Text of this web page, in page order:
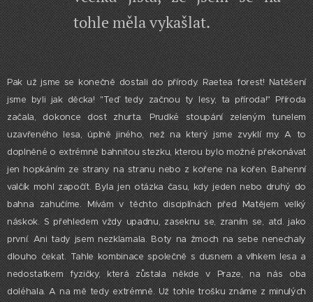
tohle měla vykašlat.
Pak už jsme se konečně dostali do přírody. Raetea forest! Natěšení
jsme byli jak děcka! "Teď tedy začnou ty lesy, ta příroda!" Příroda
začala, dokonce dost zhurta. Prudké stoupání zeleným tunelem
uzavřeného lesa, úplně jiného, než na který jsme zvyklí my. A to
doplněné o extrémně bahnitou stezku, kterou bylo možné překonávat
jen hopkáním ze strany na stranu nebo z kořene na kořen. Bahenní
valčík mohl započít. Byla jen otázka času, kdy jeden nebo druhý do
bahna zahučíme. Mívám v těchto disciplínách před Matějem velký
náskok. S přehledem vždy upadnu, zaseknu se, zraním se, atd. jako
první. Ani tady jsem nezklamala. Boty na žmoch na sebe nenechaly
dlouho čekat. Tahle kombinace společně s dusnem a vlhkem lesa a
nedostatkem fyzičky, která zůstala někde v Praze, na nás oba
doléhala. A na mě tedy extrémně. Už tohle trošku známe z minulých